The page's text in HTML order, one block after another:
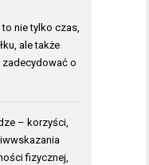
nie tylko czas,
ale także
zadecydować o
– korzyści,
fizycznej,